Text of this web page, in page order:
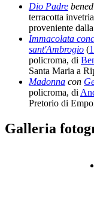
Dio Padre
terracotta
proveniente
Immacolata
sant'Ambrogio (
policroma, di
Santa Maria a
Madonna con
policroma, di
Pretorio di
Galleria